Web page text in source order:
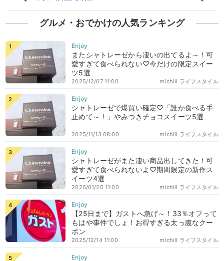
グルメ・おでかけの人気ランキング
またシャトレーゼから凄いの出てるよ～！可
愛すぎて食べられない♡今だけの限定スイー
ツ5選
michill ライフスタイル
2025/12/07 11:00
シャトレーゼで爆買い確定♡「誰か食べる手
止めて～！」やみつきチョコスイーツ5選
michill ライフスタイル
2025/11/13 08:00
シャトレーゼがまた凄い商品出してきた！可
愛すぎて食べられないよ♡期間限定の新作ス
イーツ4選
michill ライフスタイル
2026/01/20 11:00
【25日まで】ガストへ急げ～！33％オフって
もはや事件でしょ！お得すぎる太っ腹なクー
ポン
michill ライフスタイル
2025/12/14 11:00